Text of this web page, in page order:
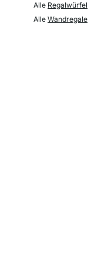
Alle Regalwürfel
AlleWandregale